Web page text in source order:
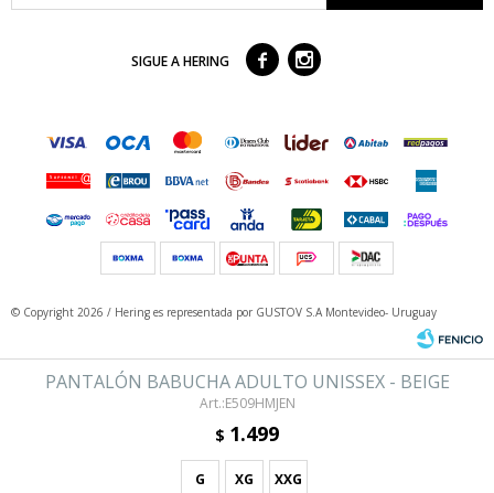
PANTALÓN BABUCHA ADULTO UNISSEX - BEIGE
E509HMJEN
$ 1.499
G XG XXG
SIGUE A HERING  
© Copyright 2026 / Hering es representada por GUSTOV S.A Montevideo- Uruguay